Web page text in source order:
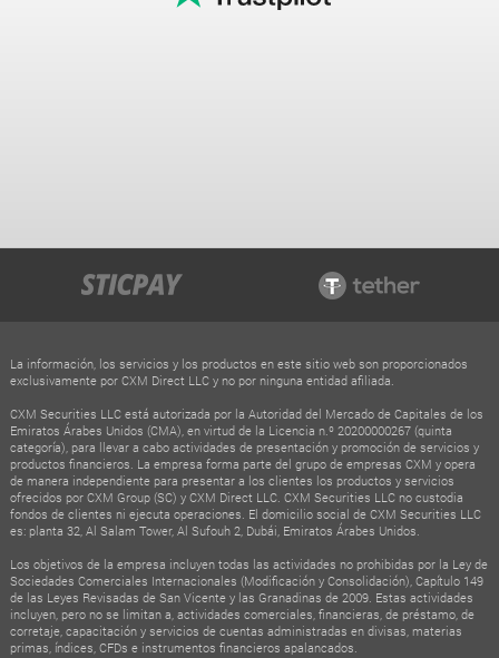
La información, los servicios y los productos en este sitio web son proporcionados
exclusivamente por CXM Direct LLC y no por ninguna entidad afiliada.
CXM Securities LLC está autorizada por la Autoridad del Mercado de Capitales de los
Emiratos Árabes Unidos (CMA), en virtud de la Licencia n.º 20200000267 (quinta
categoría), para llevar a cabo actividades de presentación y promoción de servicios y
productos financieros. La empresa forma parte del grupo de empresas CXM y opera
de manera independiente para presentar a los clientes los productos y servicios
ofrecidos por CXM Group (SC) y CXM Direct LLC. CXM Securities LLC no custodia
fondos de clientes ni ejecuta operaciones. El domicilio social de CXM Securities LLC
es: planta 32, Al Salam Tower, Al Sufouh 2, Dubái, Emiratos Árabes Unidos.
Los objetivos de la empresa incluyen todas las actividades no prohibidas por la Ley de
Sociedades Comerciales Internacionales (Modificación y Consolidación), Capítulo 149
de las Leyes Revisadas de San Vicente y las Granadinas de 2009. Estas actividades
incluyen, pero no se limitan a, actividades comerciales, financieras, de préstamo, de
corretaje, capacitación y servicios de cuentas administradas en divisas, materias
primas, índices, CFDs e instrumentos financieros apalancados.